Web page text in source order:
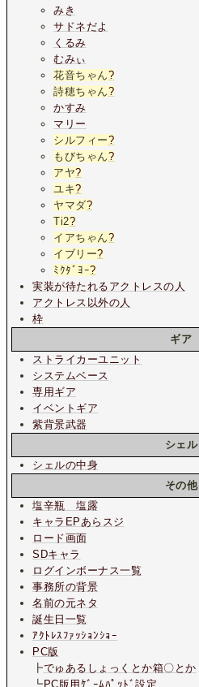
みき
サドネだよ
くるみ
むみぃ
花音ちゃん?
詩穂ちゃん?
かすみ
マリー
シルフィー?
もびちゃん?
アヤ?
ユキ?
ヤマダ?
Ti2?
イアちゃん?
イブリー?
ﾐｸﾀﾞﾖｰ?
実装が待たれるアクトレスの人
アクトレス以外の人
枠
ギア
ストライカーユニット
システムベース
専用ギア
イベントギア
紫背景武器
シェル
シェルの中身
その他
塩辛瓶 塩露
キャラEPあらスジ
ロード画面
SDキャラ
ログインボーナス一覧
事務所の背景
名前の元ネタ
誕生日一覧
ｱｸﾄﾚｽﾌｧｯｼｮﾝｼｮｰ
PC版
┣でゅあるしょっくとか箱〇とか
┗PC版用ｹﾞｰﾑﾊﾟｯﾄﾞ設定